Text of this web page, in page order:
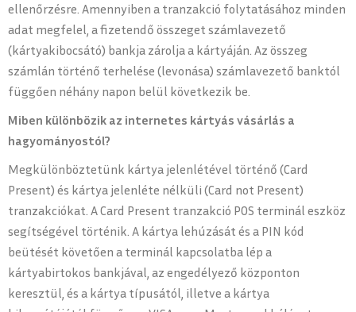
ellenőrzésre. Amennyiben a tranzakció folytatásához minden
adat megfelel, a fizetendő összeget számlavezető
(kártyakibocsátó) bankja zárolja a kártyáján. Az összeg
számlán történő terhelése (levonása) számlavezető banktól
függően néhány napon belül következik be.
Miben különbözik az internetes kártyás vásárlás a
hagyományostól?
Megkülönböztetünk kártya jelenlétével történő (Card
Present) és kártya jelenléte nélküli (Card not Present)
tranzakciókat. A Card Present tranzakció POS terminál eszköz
segítségével történik. A kártya lehúzását és a PIN kód
beütését követően a terminál kapcsolatba lép a
kártyabirtokos bankjával, az engedélyező központon
keresztül, és a kártya típusától, illetve a kártya